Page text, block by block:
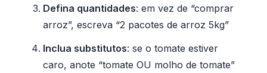
Defina quantidades: em vez de “comprar
arroz”, escreva “2 pacotes de arroz 5kg”
Inclua substitutos: se o tomate estiver
caro, anote “tomate OU molho de tomate”